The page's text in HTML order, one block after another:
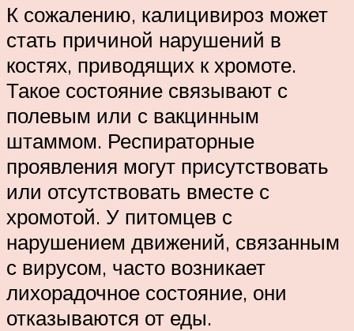
К сожалению, калицивироз может
стать причиной нарушений в
костях, приводящих к хромоте.
Такое состояние связывают с
полевым или с вакцинным
штаммом. Респираторные
проявления могут присутствовать
или отсутствовать вместе с
хромотой. У питомцев с
нарушением движений, связанным
с вирусом, часто возникает
лихорадочное состояние, они
отказываются от еды.